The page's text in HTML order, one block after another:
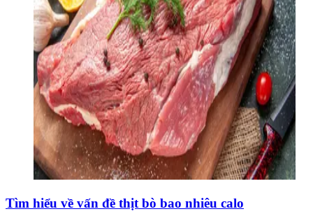
Tìm hiểu về vấn đề thịt bò bao nhiêu calo